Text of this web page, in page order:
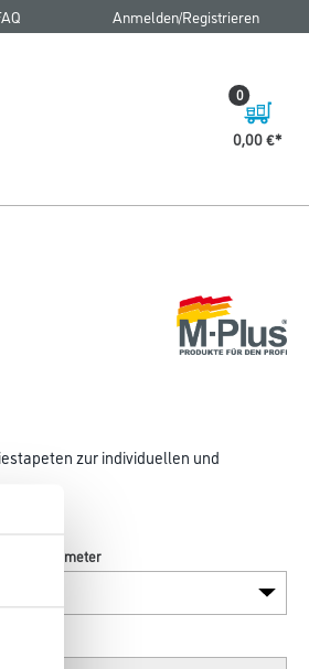
Anmelden/Registrieren
0,00 €
0
zur individuellen und
in centimeter